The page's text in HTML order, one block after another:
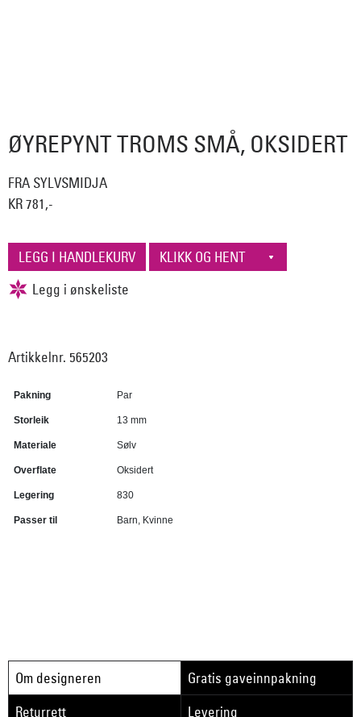
ØYREPYNT TROMS SMÅ, OKSIDERT
FRA SYLVSMIDJA
KR 781,-
Artikkelnr. 565203
Pakning Par
Storleik 13 mm
Materiale Sølv
Overflate Oksidert
Legering 830
Passer til Barn, Kvinne
Om designeren
Gratis gaveinnpakning
Returrett
Levering